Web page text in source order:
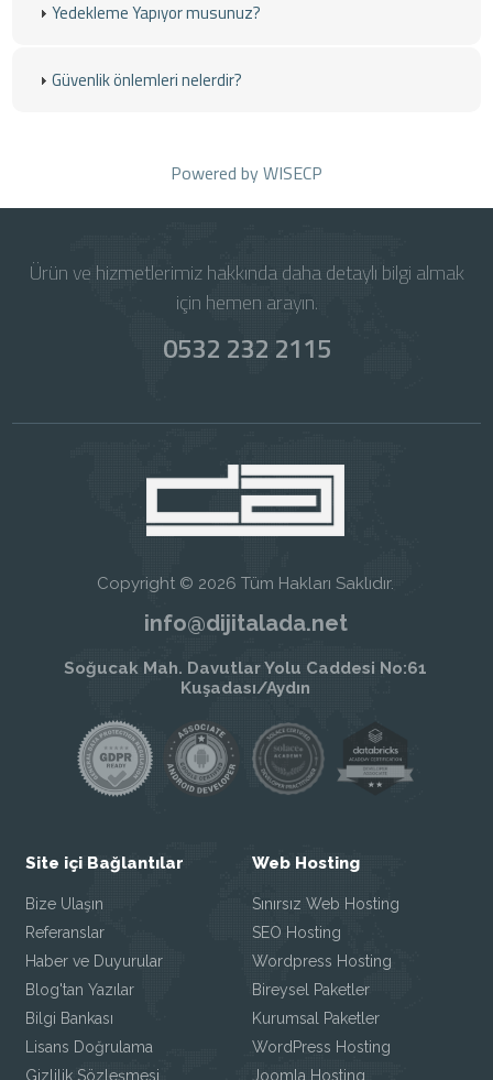
Yedekleme Yapıyor musunuz?
Güvenlik önlemleri nelerdir?
Powered byWISECP
Ürün ve hizmetlerimiz hakkında daha detaylı bilgi almak
için hemen arayın.
0532 232 2115
Copyright © 2026 Tüm Hakları Saklıdır.
info@dijitalada.net
Soğucak Mah. Davutlar Yolu Caddesi No:61
Kuşadası/Aydın
Site içi Bağlantılar
Bize Ulaşın
Referanslar
Haber ve Duyurular
Blog'tan Yazılar
Bilgi Bankası
Lisans Doğrulama
Gizlilik Sözleşmesi
Web Hosting
Sınırsız Web Hosting
SEO Hosting
Wordpress Hosting
Bireysel Paketler
Kurumsal Paketler
WordPress Hosting
Joomla Hosting